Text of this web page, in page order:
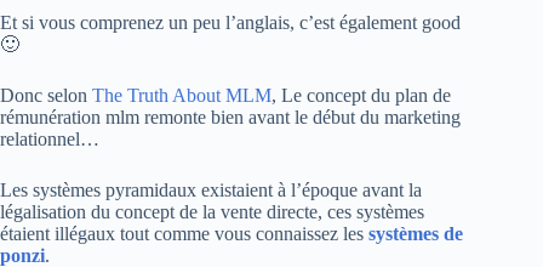
Et si vous comprenez un peu l’anglais, c’est également good
🙂
Donc selon The Truth About MLM, Le concept du plan de
rémunération mlm remonte bien avant le début du marketing
relationnel…
Les systèmes pyramidaux existaient à l’époque avant la
légalisation du concept de la vente directe, ces systèmes
étaient illégaux tout comme vous connaissez les systèmes de
ponzi.